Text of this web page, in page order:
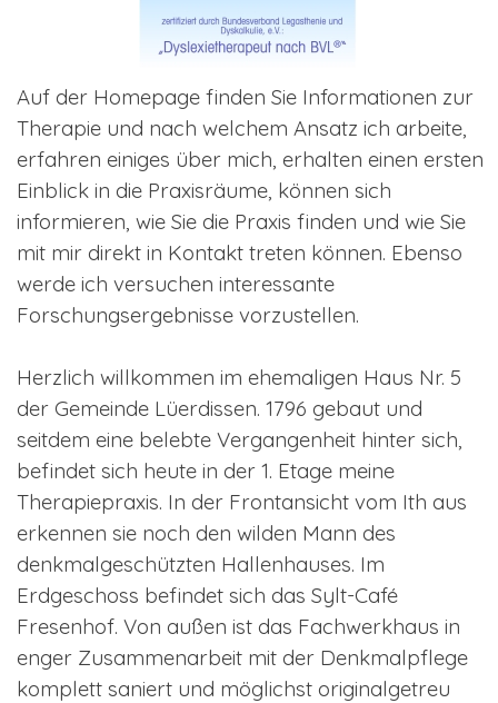
Auf der Homepage finden Sie Informationen zur
Therapie und nach welchem Ansatz ich arbeite,
erfahren einiges über mich, erhalten einen ersten
Einblick in die Praxisräume, können sich
informieren, wie Sie die Praxis finden und wie Sie
mit mir direkt in Kontakt treten können. Ebenso
werde ich versuchen interessante
Forschungsergebnisse vorzustellen.
Herzlich willkommen im ehemaligen Haus Nr. 5
der Gemeinde Lüerdissen. 1796 gebaut und
seitdem eine belebte Vergangenheit hinter sich,
befindet sich heute in der 1. Etage meine
Therapiepraxis. In der Frontansicht vom Ith aus
erkennen sie noch den wilden Mann des
denkmalgeschützten Hallenhauses. Im
Erdgeschoss befindet sich das Sylt-Café
Fresenhof. Von außen ist das Fachwerkhaus in
enger Zusammenarbeit mit der Denkmalpflege
komplett saniert und möglichst originalgetreu